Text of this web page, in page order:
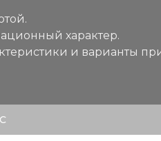
характер.
и варианты